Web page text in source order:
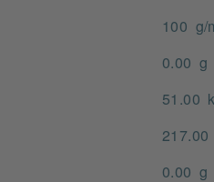
100 g/
0.00 g
51.00
217.00
0.00 g